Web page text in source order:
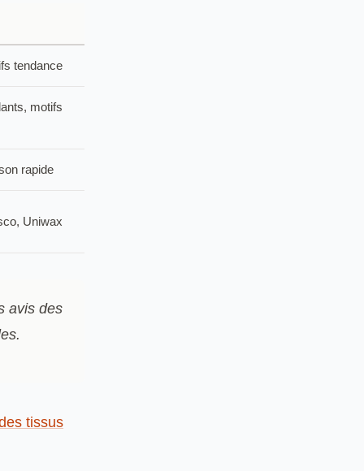
tendance
motifs
rapide
Uniwax
avis des
tissus